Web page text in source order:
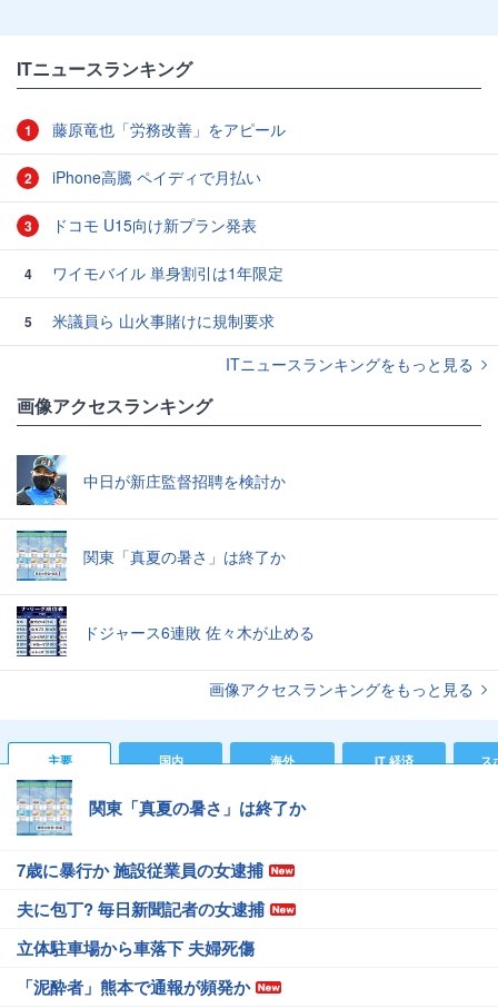
ITニュースランキング
1 藤原竜也「労務改善」をアピール
2 iPhone高騰 ペイディで月払い
3 ドコモ U15向け新プラン発表
4 ワイモバイル 単身割引は1年限定
5
米議員ら 山火事賭けに規制要求
ITニュースランキングをもっと見る
画像アクセスランキング
中日が新庄監督招聘を検討か
関東「真夏の暑さ」は終了か
ドジャース6連敗 佐々木が止める
画像アクセスランキングをもっと見る
主要 国内 海外 IT 経済 ス
関東「真夏の暑さ」は終了か
7歳に暴行か 施設従業員の女逮捕
夫に包丁? 毎日新聞記者の女逮捕
立体駐車場から車落下 夫婦死傷
「泥酔者」熊本で通報が頻発か